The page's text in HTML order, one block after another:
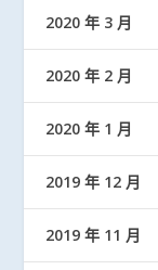
2020 年 3 月
2020 年 2 月
2020 年 1 月
2019 年 12 月
2019 年 11 月